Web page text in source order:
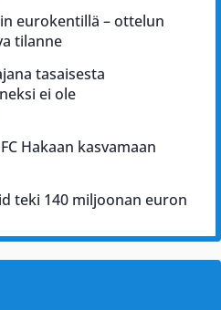
eurokentillä – ottelun
tilanne
tasaisesta
ei ole
Hakaan kasvamaan
teki 140 miljoonan euron